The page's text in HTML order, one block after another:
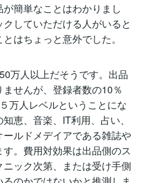
簡単なことはわかりまし
していただける人がいると
はちょっと意外でした。
万人以上だそうです。出品
せんが、登録者数の10％
万人レベルということにな
恵、音楽、IT利用、占い、
ルドメデイアである雑誌や
。費用対効果は出品側のス
ック次第、または受け手側